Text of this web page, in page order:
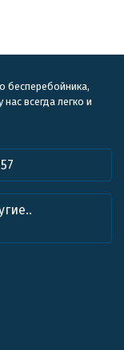
бесперебойника,
всегда легко и